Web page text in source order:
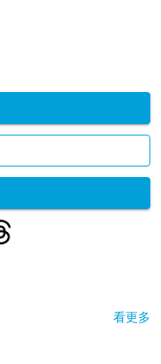
看更多